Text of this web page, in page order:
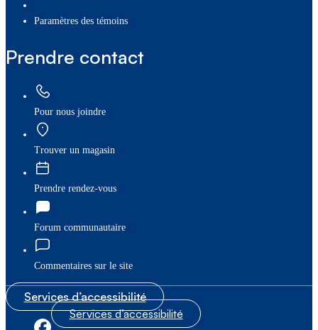
paramètres des témoins
Prendre contact
Pour nous joindre
Trouver un magasin
Prendre rendez-vous
Forum communautaire
Commentaires sur le site
Services d’accessibilité
Services d’accessibilité